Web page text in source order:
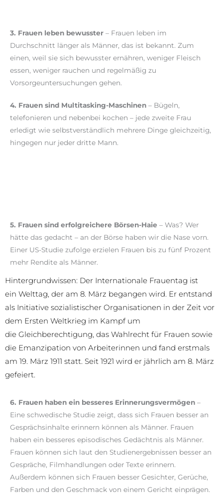
3. Frauen leben bewusster – Frauen leben im
Durchschnitt länger als Männer, das ist bekannt. Zum
einen, weil sie sich bewusster ernähren, weniger Fleisch
essen, weniger rauchen und regelmäßig zu
Vorsorgeuntersuchungen gehen.
4. Frauen sind Multitasking-Maschinen – Bügeln,
telefonieren und nebenbei kochen – jede zweite Frau
erledigt wie selbstverständlich mehrere Dinge gleichzeitig,
hingegen nur jeder dritte Mann.
5. Frauen sind erfolgreichere Börsen-Haie – Was? Wer
hätte das gedacht – an der Börse haben wir die Nase vorn.
Einer US-Studie zufolge erzielen Frauen bis zu fünf Prozent
mehr Rendite als Männer.
Hintergrundwissen: Der Internationale Frauentag ist
ein Welttag, der am 8. März begangen wird. Er entstand
als Initiative sozialistischer Organisationen in der Zeit vor
dem Ersten Weltkrieg im Kampf um
die Gleichberechtigung, das Wahlrecht für Frauen sowie
die Emanzipation von Arbeiterinnen und fand erstmals
am 19. März 1911 statt. Seit 1921 wird er jährlich am 8. März
gefeiert.
6. Frauen haben ein besseres Erinnerungsvermögen –
Eine schwedische Studie zeigt, dass sich Frauen besser an
Gesprächsinhalte erinnern können als Männer. Frauen
haben ein besseres episodisches Gedächtnis als Männer.
Frauen können sich laut den Studienergebnissen besser an
Gespräche, Filmhandlungen oder Texte erinnern.
Außerdem können sich Frauen besser Gesichter, Gerüche,
Farben und den Geschmack von einem Gericht einprägen.